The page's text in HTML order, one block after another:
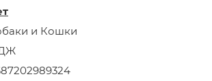
и Кошки